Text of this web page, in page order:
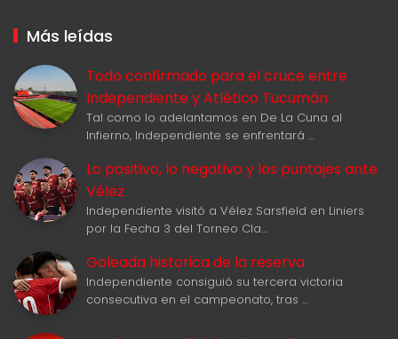
Más leídas
Todo confirmado para el cruce entre
Independiente y Atlético Tucumán
Tal como lo adelantamos en De La Cuna al
Infierno, Independiente se enfrentará …
Lo positivo, lo negativo y los puntajes ante
Vélez
Independiente visitó a Vélez Sarsfield en Liniers
por la Fecha 3 del Torneo Cla…
Goleada historica de la reserva
Independiente consiguió su tercera victoria
consecutiva en el campeonato, tras …